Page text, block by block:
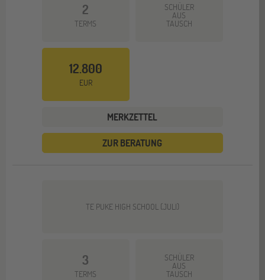
2
TERMS
SCHÜLER
AUS
TAUSCH
12.800
EUR
MERKZETTEL
ZUR BERATUNG
TE PUKE HIGH SCHOOL (JULI)
3
TERMS
SCHÜLER
AUS
TAUSCH